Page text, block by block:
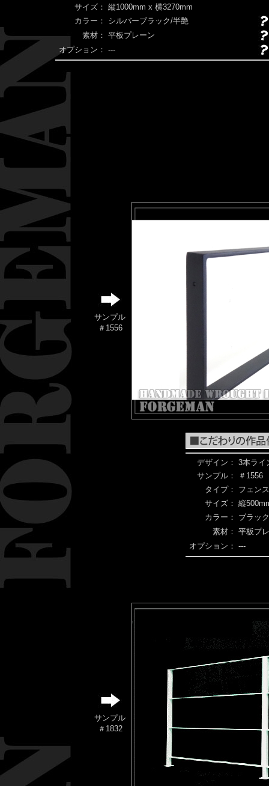
サイズ： 縦1000mm x 横3270mm
カラー：
シルバーブラック/半艶
素材： 平板プレーン
オプション： ---
サンプル
＃1556
デザイン： 3本ライ
サンプル：
＃1556
タイプ：
フェンス
サイズ： 縦
カラー：
ブラッ
素材： 平板プ
オプション： ---
サンプル
＃1832